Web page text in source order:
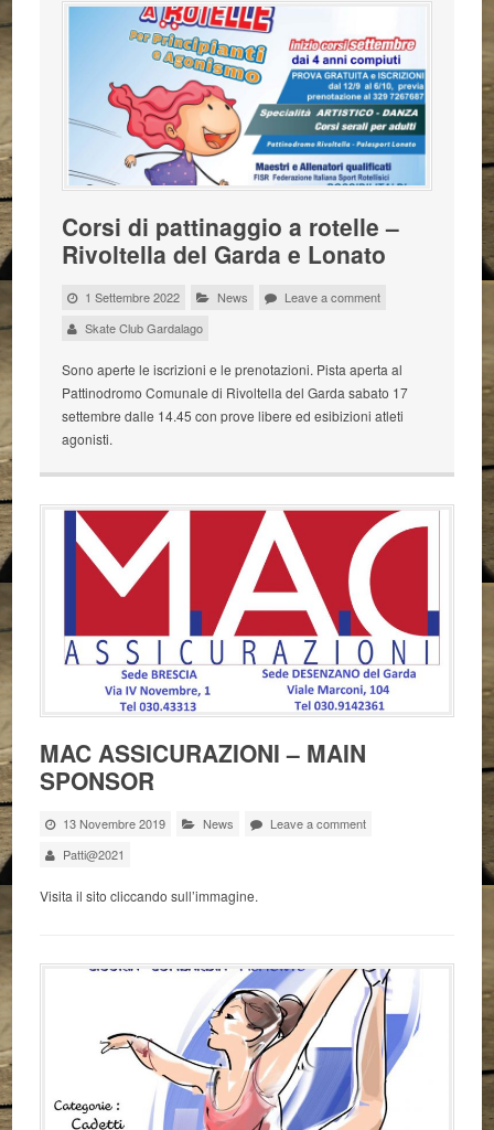
Corsi di pattinaggio a rotelle –
Rivoltella del Garda e Lonato
1 Settembre 2022 News
Leave a comment
Skate Club Gardalago
Sono aperte le iscrizioni e le prenotazioni. Pista aperta al
Pattinodromo Comunale di Rivoltella del Garda sabato 17
settembre dalle 14.45 con prove libere ed esibizioni atleti
agonisti.
MAC ASSICURAZIONI – MAIN
SPONSOR
13 Novembre 2019 News
Leave a comment
Patti@2021
Visita il sito cliccando sull’immagine.